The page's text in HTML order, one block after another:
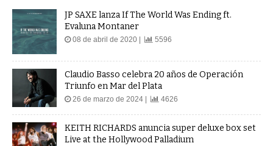
JP SAXE lanza If The World Was Ending ft.
Evaluna Montaner
08 de abril de 2020 | 5596
Claudio Basso celebra 20 años de Operación
Triunfo en Mar del Plata
26 de marzo de 2024 | 4626
KEITH RICHARDS anuncia super deluxe box set
Live at the Hollywood Palladium